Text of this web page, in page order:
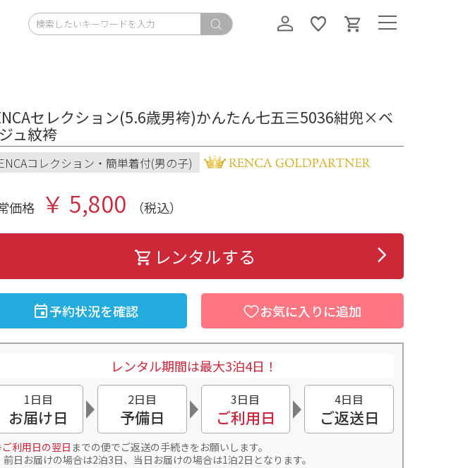
セレクション(5.6歳男袴)かんたん七五三5036紺兜×ベ
ュ紋袴
コレクション・簡単着付(男の子)
価格 ￥ 5,800 （税込）
レンタルする
予約状況を確認 お気に入りに追加
レンタル期間は最大3泊4日！
1日目
お届け日
2日目
予備日
3日目
ご利用日
4日目
ご返送日
ご利用日の翌日 までの便でご返送の手続きをお願いします。
前日お届けの場合は2泊3日、当日お届けの場合は1泊2日となります。